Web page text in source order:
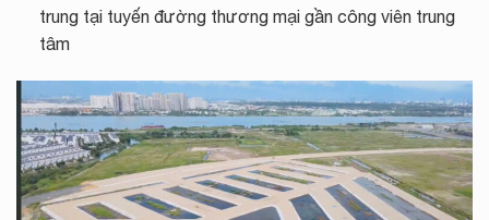
trung tại tuyến đường thương mại gần công viên trung
tâm